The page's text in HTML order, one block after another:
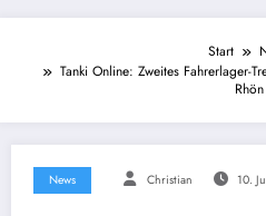
Start
Tanki Online: Zweites Fahrerlager-
Rhön
News Christian 10.